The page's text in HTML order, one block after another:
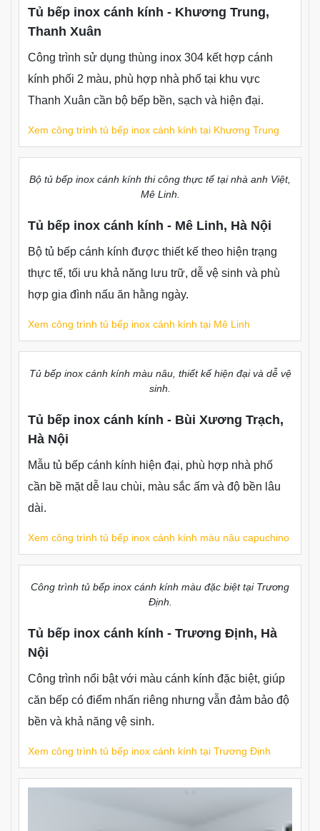
thiện và cách xử lý mặt bằng.Nội Thất Thuận Phát đã
triển khai nhiều công trình tủ bếp inox cánh kính tại Hà
Nội và các khu vực lân cận như Thanh Xuân, Hoàng
Mai, Mê Linh, Trương Định, Bắc Ninh, Nam Định. Dưới
đây là một số dự án tiêu biểu để khách hàng tham khảo
trước khi lựa chọn cấu hình phù hợp.
trạng thực tế.
Tủ bếp inox cánh kính - Khương Trung,
Thanh Xuân
Công trình sử dụng thùng inox 304 kết hợp cánh
Bộ tủ bếp inox cánh kính thi công thực tế tại nhà anh Việt,
Tủ bếp inox cánh kính - Mê Linh, Hà Nội
Bộ tủ bếp cánh kính được thiết kế theo hiện trạng
thực tế, tối ưu khả năng lưu trữ, dễ vệ sinh và phù
hợp gia đình nấu ăn hằng ngày.
sinh.
Tủ bếp inox cánh kính - Bùi Xương Trạch,
Hà Nội
Mẫu tủ bếp cánh kính hiện đại, phù hợp nhà phố
cần bề mặt dễ lau chùi, màu sắc ấm và độ bền lâu
dài.